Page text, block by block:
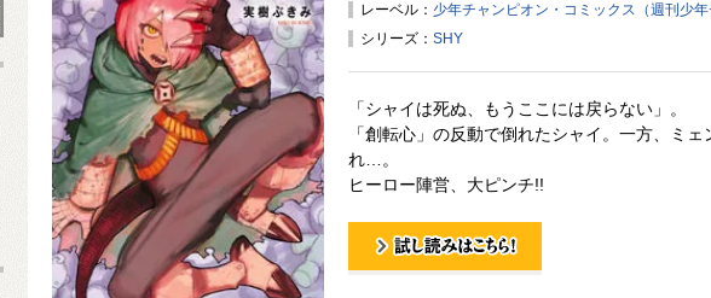
レーベル： 少年チャンピオン・コミックス（週刊少年
シリーズ： SHY
「シャイは死ぬ、もうここには戻らない」。
「創転心」の反動で倒れたシャイ。一方、ミェ
れ…。
ヒーロー陣営、大ピンチ!!